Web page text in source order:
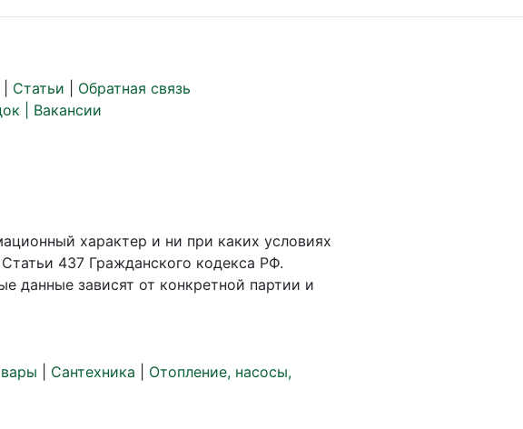
Статьи
Обратная связь
| Вакансии
характер и ни при каких условиях
437 Гражданского кодекса РФ.
данные зависят от конкретной партии и
Сантехника
Отопление, насосы,